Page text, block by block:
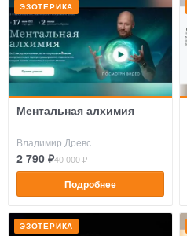
ЭЗОТЕРИКА
Ментальная алхимия
Владимир Древс
2 790 ₽40 000 ₽
Подробнее
ЭЗОТЕРИКА